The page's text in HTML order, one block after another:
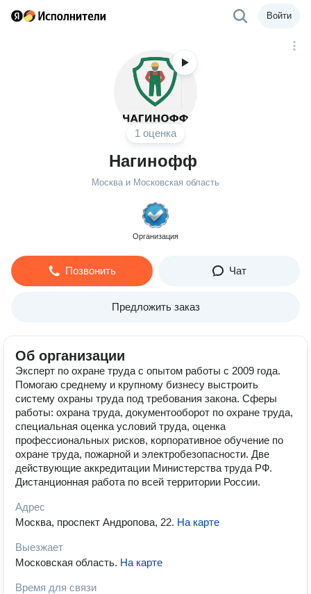
Войти
1 оценка
Нагинофф
Москва и Московская область
Организация
Позвонить Чат
Предложить заказ
Об организации
Эксперт по охране труда с опытом работы с 2009 года.
Помогаю среднему и крупному бизнесу выстроить
систему охраны труда под требования закона. Сферы
работы: охрана труда, документооборот по охране труда,
специальная оценка условий труда, оценка
профессиональных рисков, корпоративное обучение по
охране труда, пожарной и электробезопасности. Две
действующие аккредитации Министерства труда РФ.
Дистанционная работа по всей территории России.
Адрес
Москва, проспект Андропова, 22. На карте
Выезжает
Московская область. На карте
Время для связи